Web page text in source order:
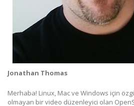
Jonathan Thomas
Merhaba! Linux, Mac ve Windows için
olmayan bir video düzenleyici olan